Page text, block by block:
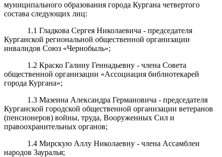
муниципального образования города Кургана четвертого
состава следующих лиц:
1.1 Гладкова Сергея Николаевича - председателя
Курганской региональной общественной организации
инвалидов Союз «Чернобыль»;
1.2 Краско Галину Геннадьевну - члена Совета
общественной организации «Ассоциация библиотекарей
города Кургана»;
1.3 Мазеина Александра Германовича - председателя
Курганской городской общественной организации ветеранов
(пенсионеров) войны, труда, Вооруженных Сил и
правоохранительных органов;
1.4 Мирскую Аллу Николаевну - члена Ассамблеи
народов Зауралья;